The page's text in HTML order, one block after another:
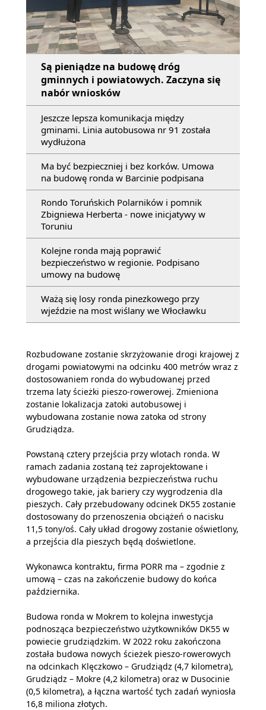
Są pieniądze na budowę dróg
gminnych i powiatowych. Zaczyna się
nabór wniosków
Jeszcze lepsza komunikacja między
gminami. Linia autobusowa nr 91 została
wydłużona
Ma być bezpieczniej i bez korków. Umowa
na budowę ronda w Barcinie podpisana
Rondo Toruńskich Polarników i pomnik
Zbigniewa Herberta - nowe inicjatywy w
Toruniu
Kolejne ronda mają poprawić
bezpieczeństwo w regionie. Podpisano
umowy na budowę
Ważą się losy ronda pinezkowego przy
wjeździe na most wiślany we Włocławku
Rozbudowane zostanie skrzyżowanie drogi krajowej z
drogami powiatowymi na odcinku 400 metrów wraz z
dostosowaniem ronda do wybudowanej przed
trzema laty ścieżki pieszo-rowerowej. Zmieniona
zostanie lokalizacja zatoki autobusowej i
wybudowana zostanie nowa zatoka od strony
Grudziądza.
Powstaną cztery przejścia przy wlotach ronda. W
ramach zadania zostaną też zaprojektowane i
wybudowane urządzenia bezpieczeństwa ruchu
drogowego takie, jak bariery czy wygrodzenia dla
pieszych. Cały przebudowany odcinek DK55 zostanie
dostosowany do przenoszenia obciążeń o nacisku
11,5 tony/oś. Cały układ drogowy zostanie oświetlony,
a przejścia dla pieszych będą doświetlone.
Wykonawca kontraktu, firma PORR ma – zgodnie z
umową – czas na zakończenie budowy do końca
października.
Budowa ronda w Mokrem to kolejna inwestycja
podnosząca bezpieczeństwo użytkowników DK55 w
powiecie grudziądzkim. W 2022 roku zakończona
została budowa nowych ścieżek pieszo-rowerowych
na odcinkach Klęczkowo – Grudziądz (4,7 kilometra),
Grudziądz – Mokre (4,2 kilometra) oraz w Dusocinie
(0,5 kilometra), a łączna wartość tych zadań wyniosła
16,8 miliona złotych.